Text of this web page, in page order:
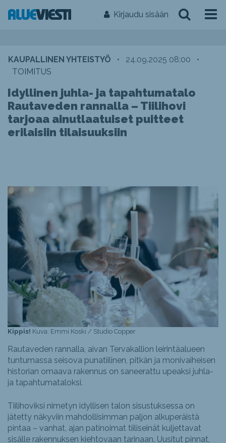
Kirjaudu sisään
KAUPALLINEN YHTEISTYÖ • 24.09.2025 08:00
•
TOIMITUS
Idyllinen juhla- ja tapahtumatalo
Rautaveden rannalla – Tiilihovi
tarjoaa ainutlaatuiset puitteet
erilaisiin tilaisuuksiin
Kippis! Kuva: Emmi Koski / Studio Copper
Rautaveden rannalla, aivan Tervakallion leirintäalueen
tuntumassa seisova punatiilinen, pitkän ja monivaiheisen
historian omaava rakennus on saneerattu upeaksi juhla-
ja tapahtumataloksi.
Tiilihoviksi nimetyn idyllisen talon sisustuksessa on
jätetty näkyviin mahdollisimman paljon alkuperäistä
pintaa – vanhat, ajan patinoimat tiiliseinät kuljettavat
sisälle rakennuksen kiehtovaan tarinaan. Uusitut pinnat,